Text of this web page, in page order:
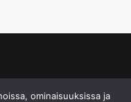
ominaisuuksissa ja